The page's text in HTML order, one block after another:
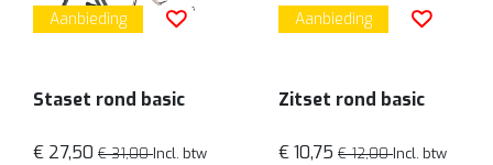
Aanbieding
Staset rond basic
€ 27,50 € 31,00Incl. btw
Aanbieding
Zitset rond basic
€ 10,75 € 12,00Incl. btw